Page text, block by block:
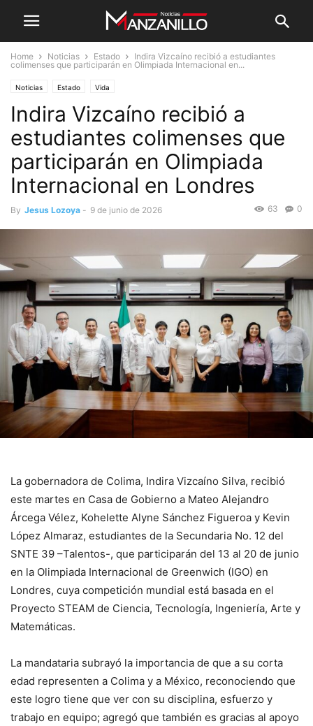
Home Noticias Estado
Indira Vizcaíno recibió a estudiantes
colimenses que participarán en Olimpiada Internacional en...
Noticias Estado Vida
Indira Vizcaíno recibió a
estudiantes colimenses que
participarán en Olimpiada
Internacional en Londres
By Jesus Lozoya - 9 de junio de 2026 0
63
La gobernadora de Colima, Indira Vizcaíno Silva, recibió
este martes en Casa de Gobierno a Mateo Alejandro
Árcega Vélez, Kohelette Alyne Sánchez Figueroa y Kevin
López Almaraz, estudiantes de la Secundaria No. 12 del
SNTE 39 –Talentos-, que participarán del 13 al 20 de junio
en la Olimpiada Internacional de Greenwich (IGO) en
Londres, cuya competición mundial está basada en el
Proyecto STEAM de Ciencia, Tecnología, Ingeniería, Arte y
Matemáticas.
La mandataria subrayó la importancia de que a su corta
edad representen a Colima y a México, reconociendo que
este logro tiene que ver con su disciplina, esfuerzo y
trabajo en equipo; agregó que también es gracias al apoyo